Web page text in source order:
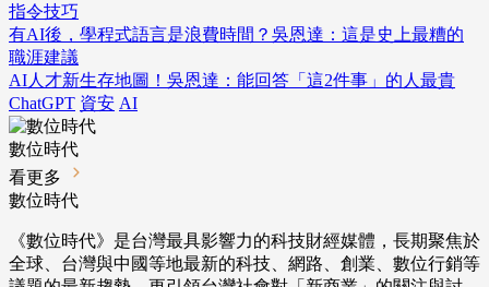
指令技巧
有AI後，學程式語言是浪費時間？吳恩達：這是史上最糟的
職涯建議
AI人才新生存地圖！吳恩達：能回答「這2件事」的人最貴
ChatGPT 資安 AI
數位時代
看更多
數位時代
《數位時代》是台灣最具影響力的科技財經媒體，長期聚焦於
全球、台灣與中國等地最新的科技、網路、創業、數位行銷等